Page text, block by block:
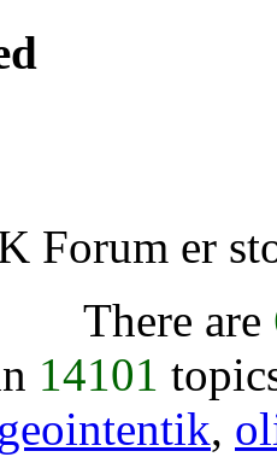
Forum er
There are
14101
,